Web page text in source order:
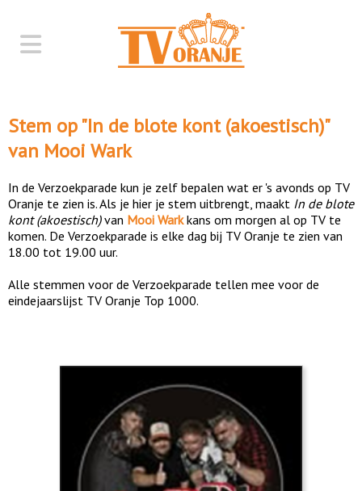
Stem op "In de blote kont (akoestisch)"
van Mooi Wark
In de Verzoekparade kun je zelf bepalen wat er 's avonds op TV
Oranje te zien is. Als je hier je stem uitbrengt, maakt In de blote
kont (akoestisch)van Mooi Warkkans om morgen al op TV te
komen. De Verzoekparade is elke dag bij TV Oranje te zien van
18.00 tot 19.00 uur.
Alle stemmen voor de Verzoekparade tellen mee voor de
eindejaarslijst TV Oranje Top 1000.